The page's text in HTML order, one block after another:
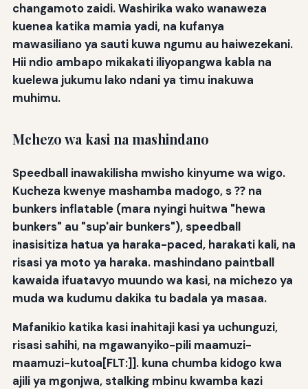
changamoto zaidi. Washirika wako wanaweza
kuenea katika mamia yadi, na kufanya
mawasiliano ya sauti kuwa ngumu au haiwezekani.
Hii ndio ambapo mikakati iliyopangwa kabla na
kuelewa jukumu lako ndani ya timu inakuwa
muhimu.
Mchezo wa kasi na mashindano
Speedball inawakilisha mwisho kinyume wa wigo.
Kucheza kwenye mashamba madogo, s ⁇ na
bunkers inflatable (mara nyingi huitwa "hewa
bunkers" au "sup'air bunkers"), speedball
inasisitiza hatua ya haraka-paced, harakati kali, na
risasi ya moto ya haraka. mashindano paintball
kawaida ifuatavyo muundo wa kasi, na michezo ya
muda wa kudumu dakika tu badala ya masaa.
Mafanikio katika kasi inahitaji kasi ya uchunguzi,
risasi sahihi, na mgawanyiko-pili maamuzi-
maamuzi-kutoa[FLT:]]. kuna chumba kidogo kwa
ajili ya mgonjwa, stalking mbinu kwamba kazi